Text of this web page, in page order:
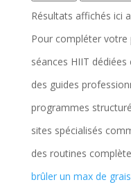
Résultats affichés ici
Pour compléter votre
séances HIIT
des guides
programmes
sites spécialisés
des routines
brûler un max de